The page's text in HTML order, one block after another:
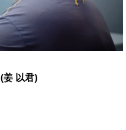
(姜 以君)